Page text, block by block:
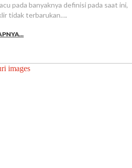
pada banyaknya definisi pada saat ini,
tidak terbarukan….